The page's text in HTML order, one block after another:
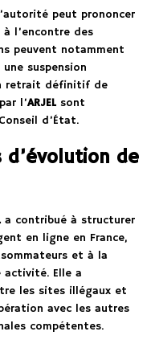
peut prononcer
l’encontre des
peuvent notamment
suspension
retrait définitif de
l’ARJEL sont
d’État.
de
a contribué à structurer
en ligne en France,
et à la
activité. Elle a
les sites illégaux et
avec les autres
compétentes.